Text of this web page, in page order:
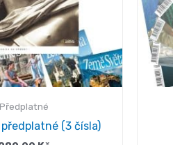
Předplatné
(3 čísla)